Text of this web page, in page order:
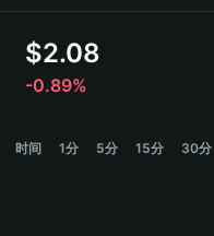
हिन्दी
Español (Argentina)
$2.08
-0.89%
时间 1分 5分 15分 30分